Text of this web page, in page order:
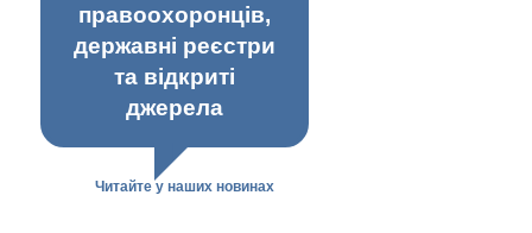
правоохоронців,
державні реєстри
та відкриті
джерела
Читайте у наших новинах